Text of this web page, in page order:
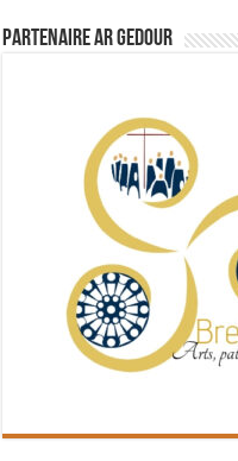
Partenaire Ar Gedour